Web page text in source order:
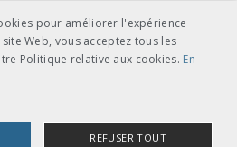
pour améliorer l'expérience
Web, vous acceptez tous les
Politique relative aux cookies. En
REFUSER TOUT